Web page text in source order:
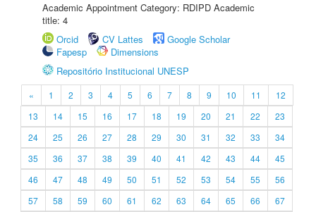
Academic Appointment Category: RDIPD Academic
title: 4
Orcid
CV Lattes
Google Scholar
Fapesp
Dimensions
Repositório Institucional UNESP
« 1 2 3 4 5 6 7 8 9 10 11
12
13
14 15 16 17 18 19 20 21 22
23
24
25 26 27 28 29 30 31 32 33
34
35
36 37 38 39 40 41 42 43 44
45
46
47 48 49 50 51 52 53 54 55
56
57
58 59 60 61 62 63 64 65 66
67